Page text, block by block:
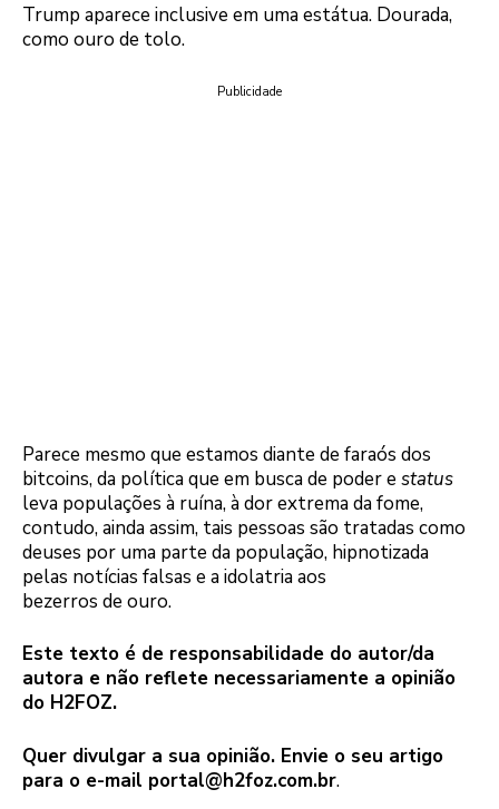
Trump aparece inclusive em uma estátua. Dourada,
como ouro de tolo.
Publicidade
Parece mesmo que estamos diante de faraós dos
bitcoins, da política que em busca de poder e status
leva populações à ruína, à dor extrema da fome,
contudo, ainda assim, tais pessoas são tratadas como
deuses por uma parte da população, hipnotizada
pelas notícias falsas e a idolatria aos
bezerros de ouro.
Este texto é de responsabilidade do autor/da
autora e não reflete necessariamente a opinião
do H2FOZ.
Quer divulgar a sua opinião. Envie o seu artigo
para o e-mail portal@h2foz.com.br.